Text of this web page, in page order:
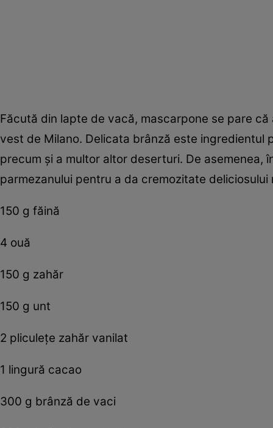
Făcută din lapte de vacă, mascarpone se pare
vest de Milano. Delicata brânză este ingredientul
precum şi a multor altor deserturi. De asemenea,
parmezanului pentru a da cremozitate
150 g făină
4 ouă
150 g zahăr
150 g unt
2 pliculeţe zahăr vanilat
1 lingură cacao
300 g brânză de vaci